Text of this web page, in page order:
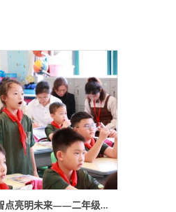
点亮明未来——二年级…